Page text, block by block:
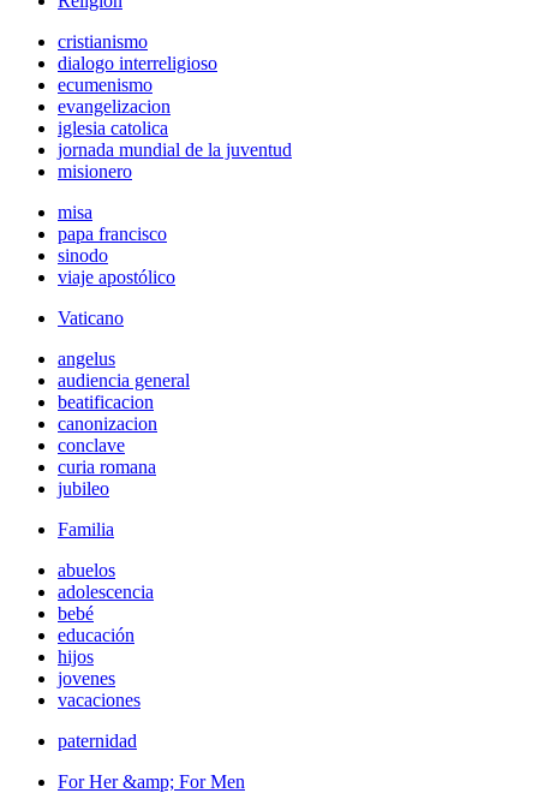
cristianismo
dialogo interreligioso
ecumenismo
evangelizacion
iglesia catolica
jornada mundial de la juventud
misionero
misa
papa francisco
sinodo
viaje apostólico
Vaticano
angelus
audiencia general
beatificacion
canonizacion
conclave
curia romana
jubileo
Familia
abuelos
adolescencia
bebé
educación
hijos
jovenes
vacaciones
paternidad
For Her &amp; For Men